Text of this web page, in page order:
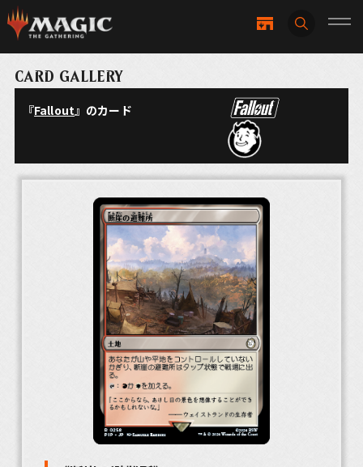
CARD GALLERY
『Fallout』のカード